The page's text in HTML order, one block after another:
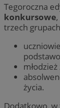
Tegoroczna
konkursowe
trzech
życia.
Dodatkowo,